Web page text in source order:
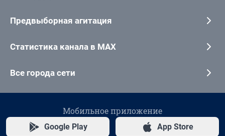
Предвыборная агитация
Статистика канала в MAX
Все города сети
Мобильное приложение
Google Play App Store